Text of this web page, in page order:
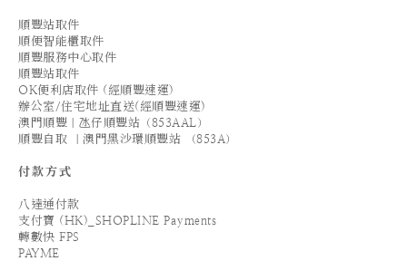
順豐站取件
順便智能櫃取件
順豐服務中心取件
順豐站取件
OK便利店取件 (經順豐速運)
辦公室/住宅地址直送(經順豐速運)
澳門順豐｜氹仔順豐站（853AAL）
順豐自取 ｜澳門黑沙環順豐站 （853A）
付款方式
八達通付款
支付寶 (HK)_SHOPLINE Payments
轉數快 FPS
PAYME